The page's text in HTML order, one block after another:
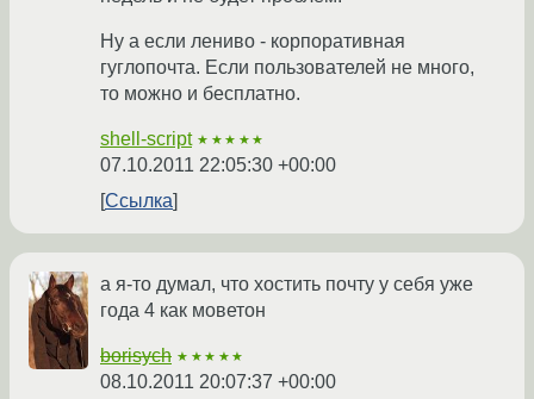
Ну а если лениво - корпоративная
гуглопочта. Если пользователей не много,
то можно и бесплатно.
shell-script ★★★★★
07.10.2011 22:05:30 +00:00
Ссылка
а я-то думал, что хостить почту у себя уже
года 4 как моветон
borisych ★★★★★
08.10.2011 20:07:37 +00:00